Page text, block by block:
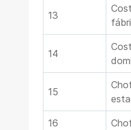
13
14
15
16